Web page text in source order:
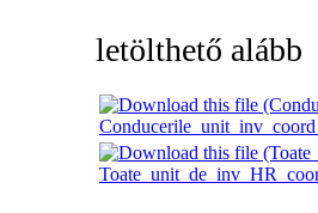
letölthető alább